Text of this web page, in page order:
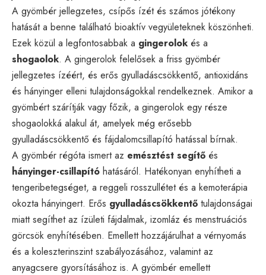
A gyömbér jellegzetes, csípős ízét és számos jótékony
hatását a benne található bioaktív vegyületeknek köszönheti.
Ezek közül a legfontosabbak a gingerolok és a
shogaolok. A gingerolok felelősek a friss gyömbér
jellegzetes ízéért, és erős gyulladáscsökkentő, antioxidáns
és hányinger elleni tulajdonságokkal rendelkeznek. Amikor a
gyömbért szárítják vagy főzik, a gingerolok egy része
shogaolokká alakul át, amelyek még erősebb
gyulladáscsökkentő és fájdalomcsillapító hatással bírnak.
A gyömbér régóta ismert az emésztést segítő és
hányinger-csillapító hatásáról. Hatékonyan enyhítheti a
tengeribetegséget, a reggeli rosszullétet és a kemoterápia
okozta hányingert. Erős gyulladáscsökkentő tulajdonságai
miatt segíthet az ízületi fájdalmak, izomláz és menstruációs
görcsök enyhítésében. Emellett hozzájárulhat a vérnyomás
és a koleszterinszint szabályozásához, valamint az
anyagcsere gyorsításához is. A gyömbér emellett